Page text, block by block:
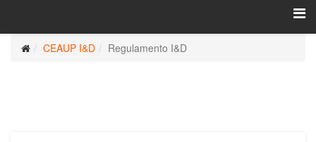
CEAUP I&D Regulamento I&D